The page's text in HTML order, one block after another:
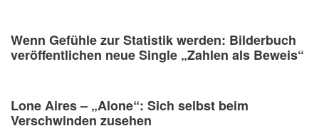
Wenn Gefühle zur Statistik werden: Bilderbuch
veröffentlichen neue Single „Zahlen als Beweis“
Lone Aires – „Alone“: Sich selbst beim
Verschwinden zusehen